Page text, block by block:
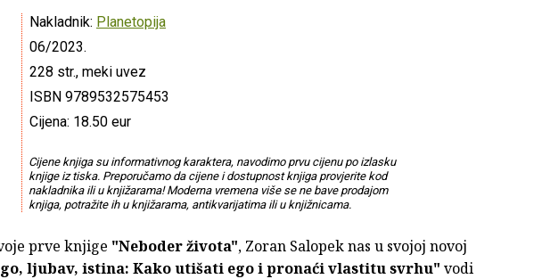
Nakladnik: Planetopija
06/2023.
228 str., meki uvez
ISBN 9789532575453
Cijena: 18.50 eur
Cijene knjiga su informativnog karaktera, navodimo prvu cijenu po izlasku
knjige iz tiska. Preporučamo da cijene i dostupnost knjiga provjerite kod
nakladnika ili u knjižarama! Moderna vremena više se ne bave prodajom
knjiga, potražite ih u knjižarama, antikvarijatima ili u knjižnicama.
prve knjige "Neboder života", Zoran Salopek nas u svojoj novoj
ljubav, istina: Kako utišati ego i pronaći vlastitu svrhu" vodi